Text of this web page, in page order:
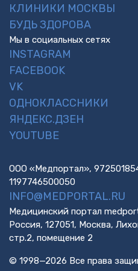
КЛИНИКИ МОСКВЫ
БУДЬ ЗДОРОВА
Мы в социальных сетях
INSTAGRAM
FACEBOOK
VK
ОДНОКЛАССНИКИ
ЯНДЕКС.ДЗЕН
YOUTUBE
ООО «Медпортал»,
1197746500050
INFO@MEDPORTAL.RU
Медицинский портал
Россия, 127051, Москва,
стр.2, помещение 2
© 1998—2026 Все права